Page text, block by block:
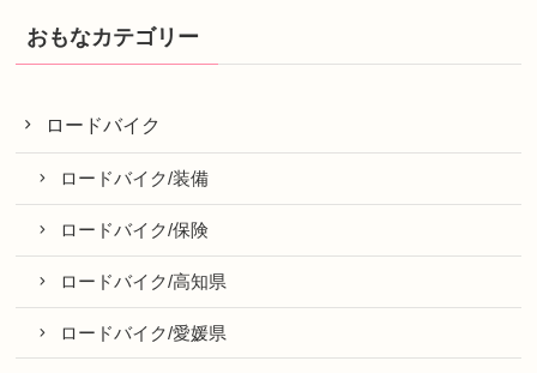
おもなカテゴリー
ロードバイク
ロードバイク/装備
ロードバイク/保険
ロードバイク/高知県
ロードバイク/愛媛県